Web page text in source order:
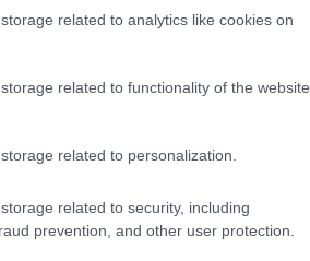
related to analytics like cookies on
related to functionality of the website
related to personalization.
related to security, including
prevention, and other user protection.
speciālists kritizē